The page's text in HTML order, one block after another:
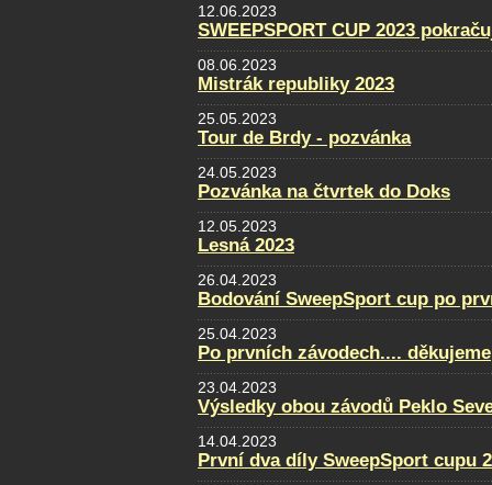
12.06.2023
SWEEPSPORT CUP 2023
08.06.2023
Mistrák republiky 2023
25.05.2023
Tour de Brdy - pozvánka
24.05.2023
Pozvánka na čtvrtek do Doks
12.05.2023
Lesná 2023
26.04.2023
Bodování SweepSport cup po
25.04.2023
Po prvních závodech.... děkujeme
23.04.2023
Výsledky obou závodů Peklo
14.04.2023
První dva díly SweepSport cupu